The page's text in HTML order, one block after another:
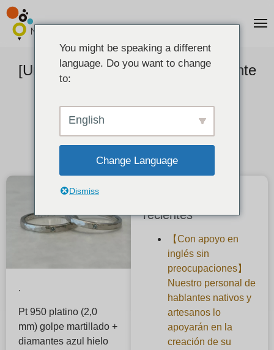
[Un anillo martillado con un diamante
.
Pt 950 platino (2,0
mm) golpe martillado +
diamantes azul hielo
recientes
【Con apoyo en
inglés sin
preocupaciones】
Nuestro personal de
hablantes nativos y
artesanos lo
apoyarán en la
creación de su
You might be speaking a different
language. Do you want to change
to:
English
Change Language
Dismiss